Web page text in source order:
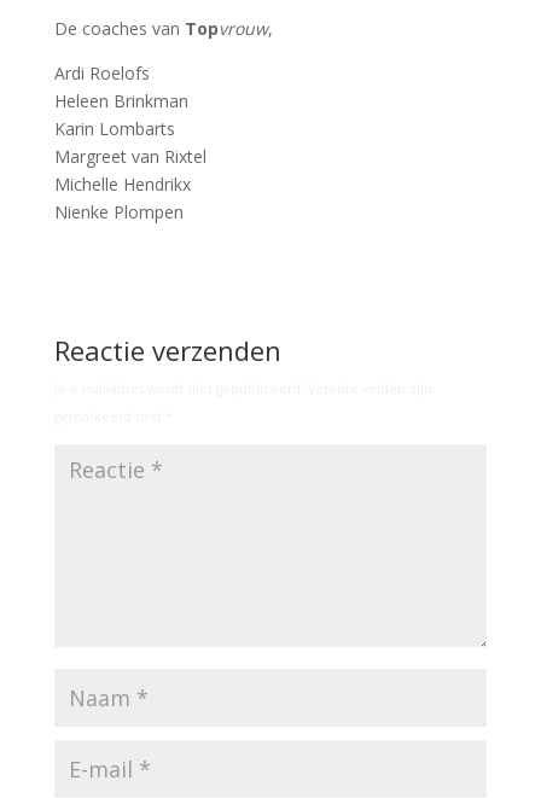
De coaches van Topvrouw,
Ardi Roelofs
Heleen Brinkman
Karin Lombarts
Margreet van Rixtel
Michelle Hendrikx
Nienke Plompen
Reactie verzenden